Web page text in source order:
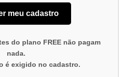
meu cadastro
do plano FREEnão pagam
nada.
é exigido no cadastro.